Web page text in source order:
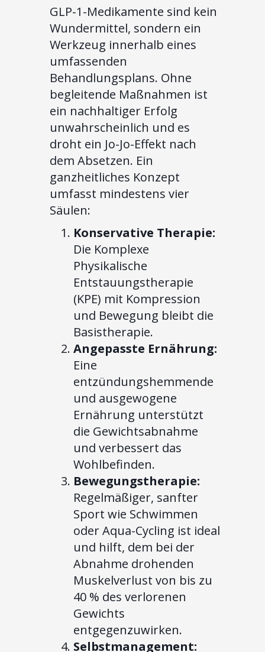
GLP-1-Medikamente sind kein
Wundermittel, sondern ein
Werkzeug innerhalb eines
umfassenden
Behandlungsplans. Ohne
begleitende Maßnahmen ist
ein nachhaltiger Erfolg
unwahrscheinlich und es
droht ein Jo-Jo-Effekt nach
dem Absetzen. Ein
ganzheitliches Konzept
umfasst mindestens vier
Säulen:
Konservative Therapie:
Die Komplexe
Physikalische
Entstauungstherapie
(KPE) mit Kompression
und Bewegung bleibt die
Basistherapie.
Angepasste Ernährung:
Eine
entzündungshemmende
und ausgewogene
Ernährung unterstützt
die Gewichtsabnahme
und verbessert das
Wohlbefinden.
Bewegungstherapie:
Regelmäßiger, sanfter
Sport wie Schwimmen
oder Aqua-Cycling ist ideal
und hilft, dem bei der
Abnahme drohenden
Muskelverlust von bis zu
40 % des verlorenen
Gewichts
entgegenzuwirken.
Selbstmanagement: